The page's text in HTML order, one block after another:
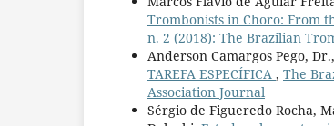
Trombonists in Choro: From
n. 2 (2018): The Brazilian
Anderson Camargos Pego, Dr.,
TAREFA ESPECÍFICA , The
Association Journal
Sérgio de Figueredo Rocha,